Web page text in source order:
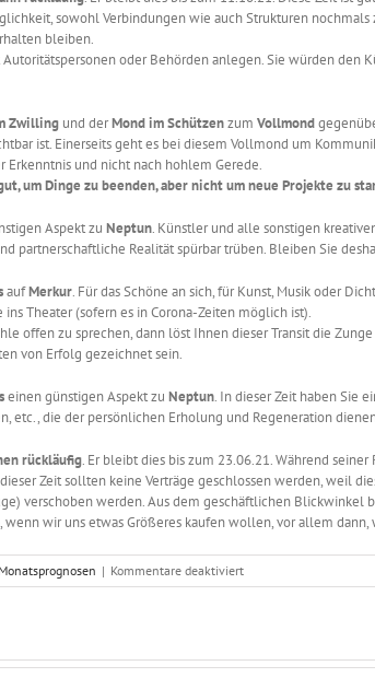
sowohl Verbindungen wie auch Strukturen
bleiben.
oder Behörden anlegen. Sie würden den
Zwilling und derMond im Schützenzum Vollmond
ist. Einerseits geht es bei diesem Vollmond um
und nicht nach hohlem Gerede.
um Dinge zu beenden, aber nicht um neue Projekte zu
Aspekt zu Neptun. Künstler und alle sonstigen
partnerschaftliche Realität spürbar trüben. Bleiben Sie
aufMerkur. Für das Schöne an sich, für Kunst, Musik oder
Theater (sofern es in Corona-Zeiten möglich ist).
offen zu sprechen, dann löst Ihnen dieser Transit die
von Erfolg gezeichnet sein.
einen günstigen Aspekt zu Neptun. In dieser Zeit haben Sie
etc., die der persönlichen Erholung und Regeneration
rückläufig. Er bleibt dies bis zum 23.06.21. Während
Zeit sollten keine Verträge geschlossen werden, weil
verschoben werden. Aus dem geschäftlichen
wir uns etwas Größeres kaufen wollen, vor allem dann,
Monatsprognosen | Kommentare deaktiviertfür
Astrologisch
–